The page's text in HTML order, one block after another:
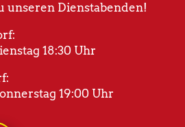
unseren Dienstabenden!
18:30 Uhr
19:00 Uhr